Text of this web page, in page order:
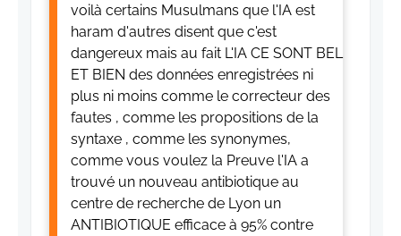
voilà certains Musulmans que l'IA est
haram d'autres disent que c'est
dangereux mais au fait L'IA CE SONT BEL
ET BIEN des données enregistrées ni
plus ni moins comme le correcteur des
fautes , comme les propositions de la
syntaxe , comme les synonymes,
comme vous voulez la Preuve l'IA a
trouvé un nouveau antibiotique au
centre de recherche de Lyon un
ANTIBIOTIQUE efficace à 95% contre